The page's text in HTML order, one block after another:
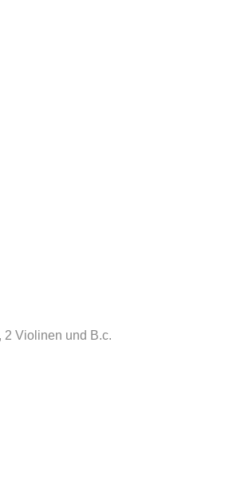
2 Violinen und B.c.